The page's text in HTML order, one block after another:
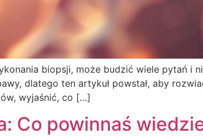
biopsji, może budzić wiele pytań i
dlatego ten artykuł powstał, aby
wyjaśnić, co […]
Co powinnaś